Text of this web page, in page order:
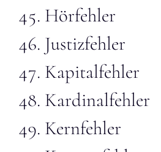
Hörfehler
Justizfehler
Kapitalfehler
Kardinalfehler
Kernfehler